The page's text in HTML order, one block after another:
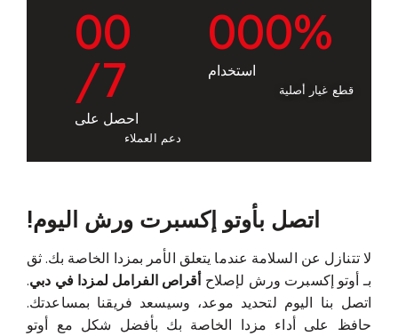
000%
استخدام
قطع غيار أصلية
00
/7
احصل على
دعم العملاء
اتصل بأوتو إكسبرت ورش اليوم!
لا تتنازل عن السلامة عندما يتعلق الأمر بمزدا الخاصة بك. ثق
بـ أوتو إكسبرت ورش لإصلاح أقراص الفرامل لمزدا في دبي.
اتصل بنا اليوم لتحديد موعد، وسيسعد فريقنا بمساعدتك.
حافظ على أداء مزدا الخاصة بك بأفضل شكل مع أوتو